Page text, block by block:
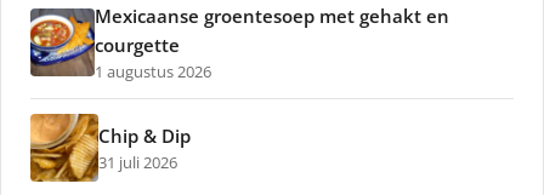
Mexicaanse groentesoep met gehakt en
courgette
1 augustus 2026
Chip & Dip
31 juli 2026